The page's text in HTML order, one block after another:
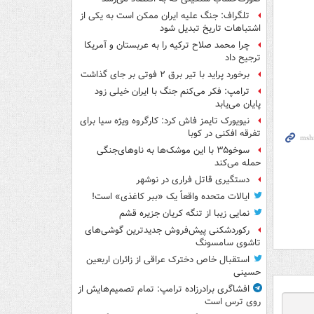
تلگراف: جنگ علیه ایران ممکن است به یکی از
اشتباهات تاریخ تبدیل شود
چرا محمد صلاح ترکیه را به عربستان و آمریکا
ترجیح داد
برخورد پراید با تیر برق ۲ فوتی بر جای گذاشت
ترامپ: فکر می‌کنم جنگ با ایران خیلی زود
پایان می‌یابد
نیویورک تایمز فاش کرد: کارگروه ویژه سیا برای
تفرقه افکنی در کوبا
سوخو۳۵ با این موشک‌ها به ناوهای‌جنگی
حمله می‌کند
دستگیری قاتل فراری در نوشهر
ایالات متحده واقعاً یک «ببر کاغذی» است!
نمایی زیبا از تنگه کریان جزیره قشم
رکوردشکنی پیش‌فروش جدیدترین گوشی‌های
تاشوی سامسونگ
استقبال خاص دخترک عراقی از زائران اربعین
حسینی
افشاگری برادرزاده ترامپ: تمام تصمیم‌هایش از
روی ترس است